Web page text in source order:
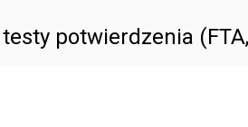
potwierdzenia (FTA,